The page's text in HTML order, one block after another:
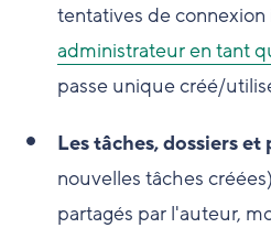
tentatives de
administrateur en tant
passe unique créé/
Les tâches, dossiers et
nouvelles tâches
partagés par l'auteur,